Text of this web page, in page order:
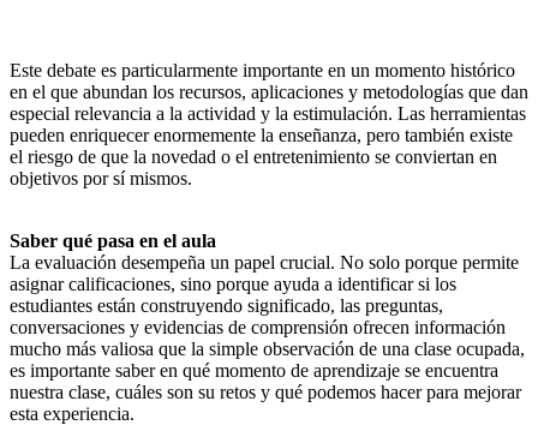
Este debate es particularmente importante en un momento histórico
en el que abundan los recursos, aplicaciones y metodologías que dan
especial relevancia a la actividad y la estimulación. Las herramientas
pueden enriquecer enormemente la enseñanza, pero también existe
el riesgo de que la novedad o el entretenimiento se conviertan en
objetivos por sí mismos.
Saber qué pasa en el aula
La evaluación desempeña un papel crucial. No solo porque permite
asignar calificaciones, sino porque ayuda a identificar si los
estudiantes están construyendo significado, las preguntas,
conversaciones y evidencias de comprensión ofrecen información
mucho más valiosa que la simple observación de una clase ocupada,
es importante saber en qué momento de aprendizaje se encuentra
nuestra clase, cuáles son su retos y qué podemos hacer para mejorar
esta experiencia.